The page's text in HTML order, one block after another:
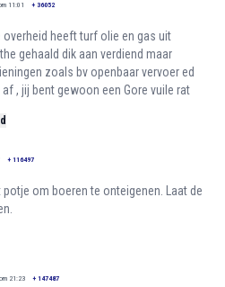
11:01 + 36052
overheid heeft turf olie en gas uit
gehaald dik aan verdiend maar
zoals bv openbaar vervoer ed
af , jij bent gewoon een Gore vuile rat
+ 116497
potje om boeren te onteigenen. Laat de
21:23 + 147487